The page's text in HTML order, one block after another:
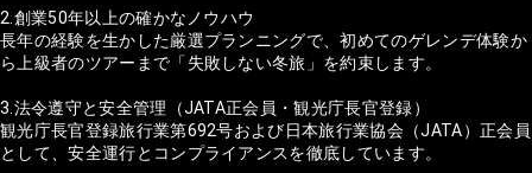
2.創業50年以上の確かなノウハウ
長年の経験を生かした厳選プランニングで、初めてのゲレンデ体験か
ら上級者のツアーまで「失敗しない冬旅」を約束します。
3.法令遵守と安全管理（JATA正会員・観光庁長官登録）
観光庁長官登録旅行業第692号および日本旅行業協会（JATA）正会員
として、安全運行とコンプライアンスを徹底しています。